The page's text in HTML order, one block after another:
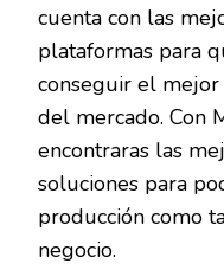
cuenta con las
plataformas para
conseguir el
del mercado. Con
encontraras las
soluciones para
producción como
negocio.